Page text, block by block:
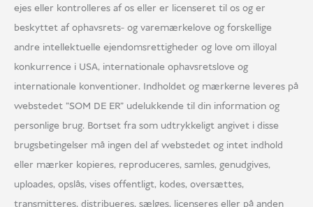
ejes eller kontrolleres af os eller er licenseret til os og er
beskyttet af ophavsrets- og varemærkelove og forskellige
andre intellektuelle ejendomsrettigheder og love om illoyal
konkurrence i USA, internationale ophavsretslove og
internationale konventioner. Indholdet og mærkerne leveres på
webstedet "SOM DE ER" udelukkende til din information og
personlige brug. Bortset fra som udtrykkeligt angivet i disse
brugsbetingelser må ingen del af webstedet og intet indhold
eller mærker kopieres, reproduceres, samles, genudgives,
uploades, opslås, vises offentligt, kodes, oversættes,
transmitteres, distribueres, sælges, licenseres eller på anden